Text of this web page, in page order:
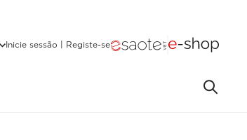
Inicie sessão | Registe-se